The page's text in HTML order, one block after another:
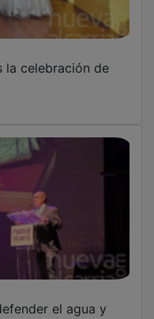
la celebración de
el agua y